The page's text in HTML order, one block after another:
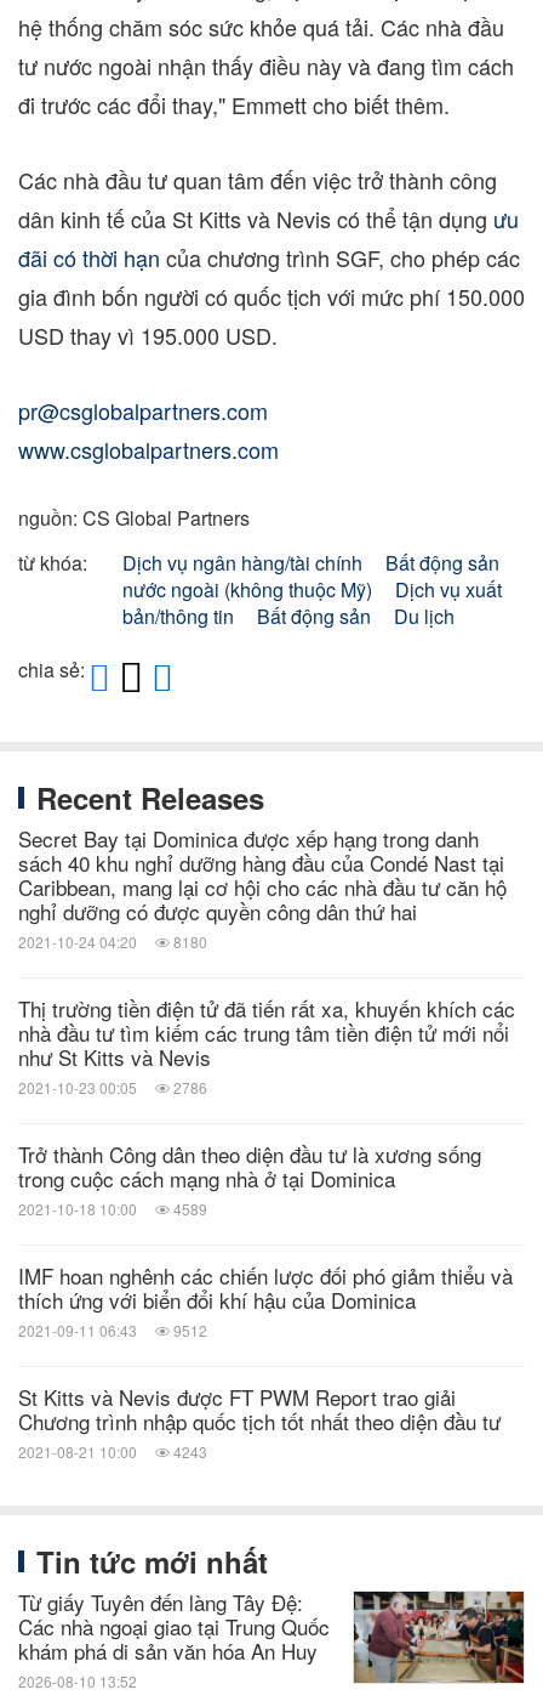
hệ thống chăm sóc sức khỏe quá tải. Các nhà đầu
tư nước ngoài nhận thấy điều này và đang tìm cách
đi trước các đổi thay," Emmett cho biết thêm.
Các nhà đầu tư quan tâm đến việc trở thành công
dân kinh tế của St Kitts và Nevis có thể tận dụng ưu
đãi có thời hạn của chương trình SGF, cho phép các
gia đình bốn người có quốc tịch với mức phí 150.000
USD thay vì 195.000 USD.
pr@csglobalpartners.com
www.csglobalpartners.com
nguồn: CS Global Partners
từ khóa:
Dịch vụ ngân hàng/tài chính
Bất động sản
nước ngoài (không thuộc Mỹ)
Dịch vụ xuất
bản/thông tin
Bất động sản
Du lịch
chia sẻ:
Recent Releases
Secret Bay tại Dominica được xếp hạng trong danh
sách 40 khu nghỉ dưỡng hàng đầu của Condé Nast tại
Caribbean, mang lại cơ hội cho các nhà đầu tư căn hộ
nghỉ dưỡng có được quyền công dân thứ hai
2021-10-24 04:20 8180
Thị trường tiền điện tử đã tiến rất xa, khuyến khích các
nhà đầu tư tìm kiếm các trung tâm tiền điện tử mới nổi
như St Kitts và Nevis
2021-10-23 00:05 2786
Trở thành Công dân theo diện đầu tư là xương sống
trong cuộc cách mạng nhà ở tại Dominica
2021-10-18 10:00 4589
IMF hoan nghênh các chiến lược đối phó giảm thiểu và
thích ứng với biển đổi khí hậu của Dominica
2021-09-11 06:43 9512
St Kitts và Nevis được FT PWM Report trao giải
Chương trình nhập quốc tịch tốt nhất theo diện đầu tư
2021-08-21 10:00 4243
Tin tức mới nhất
Từ giấy Tuyên đến làng Tây Đệ:
Các nhà ngoại giao tại Trung Quốc
khám phá di sản văn hóa An Huy
2026-08-10 13:52